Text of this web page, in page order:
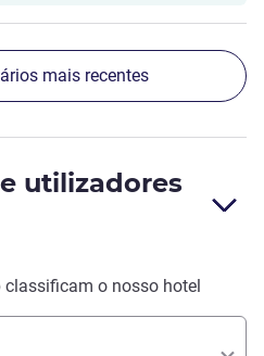
mais recentes
utilizadores
o nosso hotel